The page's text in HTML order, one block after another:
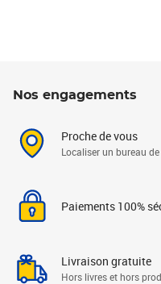
Nos engagements
Proche de vous
Localiser un bureau
Paiements 100%
Livraison gratuite
Hors livres et hors